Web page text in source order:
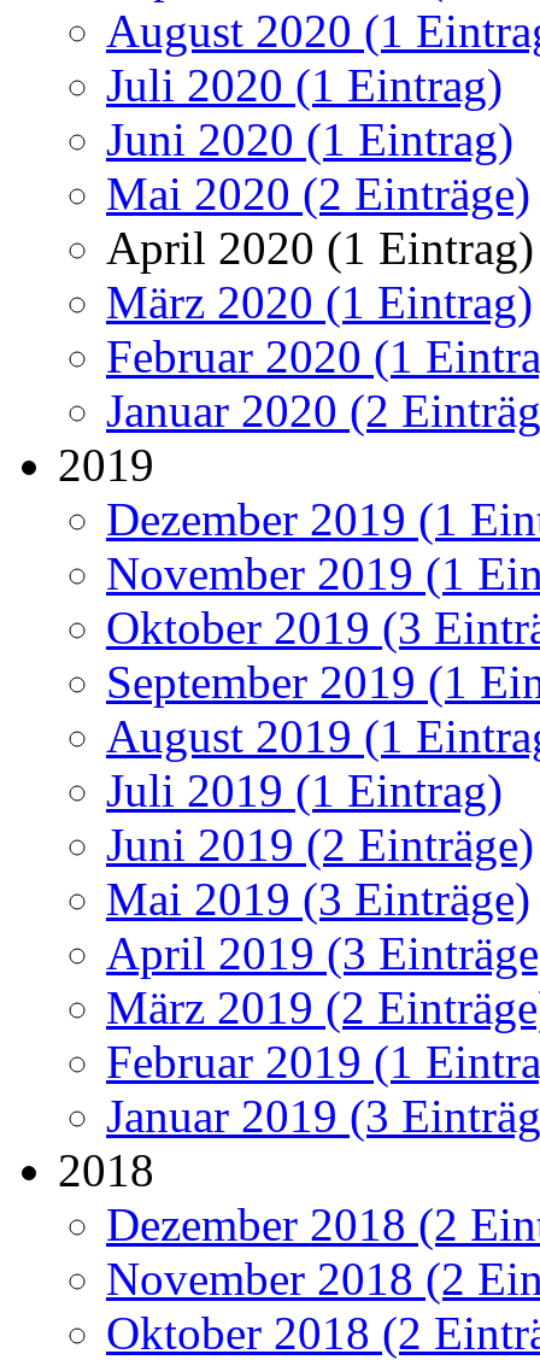
August 2020 (1
Juli 2020 (1 Eintrag)
Juni 2020 (1 Eintrag)
Mai 2020 (2 Einträge)
April 2020 (1 Eintrag)
März 2020 (1 Eintrag)
Februar 2020 (1
Januar 2020 (2
2019
Dezember 2019 (1
November 2019 (1
Oktober 2019 (3
September 2019 (1
August 2019 (1
Juli 2019 (1 Eintrag)
Juni 2019 (2 Einträge)
Mai 2019 (3 Einträge)
April 2019 (3
März 2019 (2
Februar 2019 (1
Januar 2019 (3
2018
Dezember 2018 (2
November 2018 (2
Oktober 2018 (2